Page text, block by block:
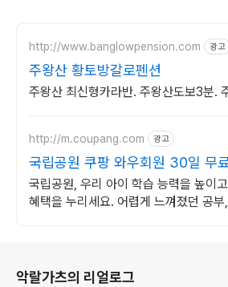
http://www.banglowpension.com 광고
주왕산 황토방갈로펜션
주왕산 최신형카라반. 주왕산도보3분.
http://m.coupang.com 광고
국립공원 쿠팡 와우회원 30일 무
국립공원, 우리 아이 학습 능력을 높이
혜택을 누리세요. 어렵게 느껴졌던 공부
악랄가츠의 리얼로그